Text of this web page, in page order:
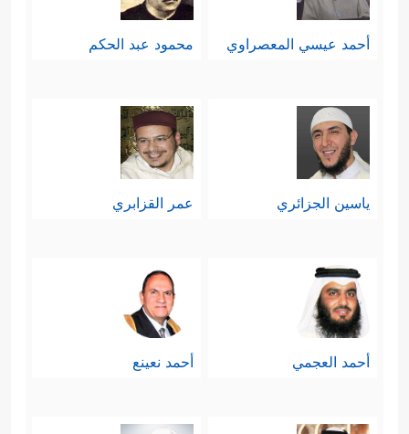
أحمد عيسي المعصراوي محمود عبد الحكم
ياسين الجزائري عمر القزابري
أحمد العجمي أحمد نعينع